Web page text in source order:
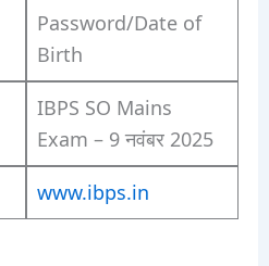
Password/Date of
Birth
IBPS SO Mains
Exam – 9 नवंबर 2025
www.ibps.in